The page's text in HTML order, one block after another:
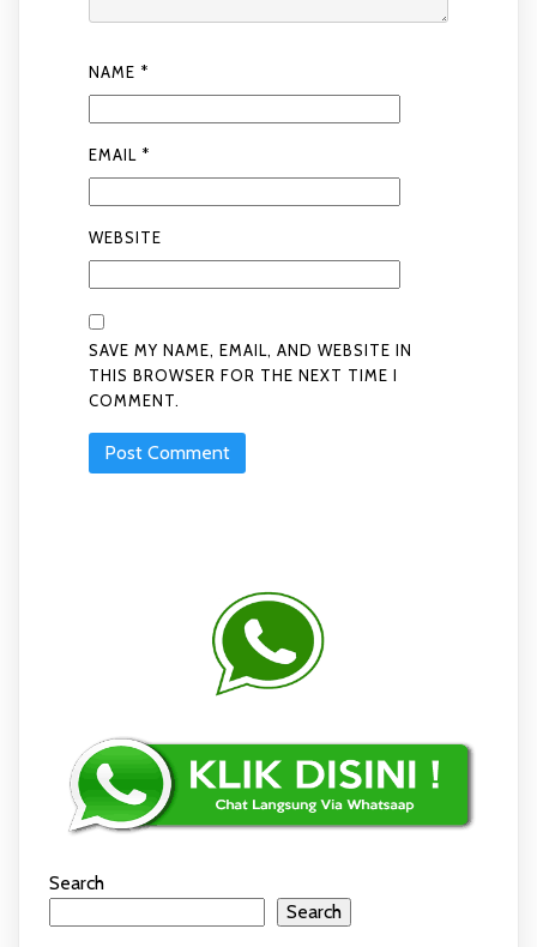
NAME *
EMAIL *
WEBSITE
SAVE MY NAME, EMAIL, AND WEBSITE IN
THIS BROWSER FOR THE NEXT TIME I
COMMENT.
Search
Search